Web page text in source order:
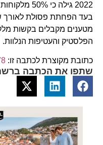
2022 גילה
בעד הפחתת פסולת לאורך
מטענים מקבלים בקשות
הפלסטיק והעטיפות הנלוות.
כתובת מקוצרת לכתבה זו:
שתפו את הכתבה